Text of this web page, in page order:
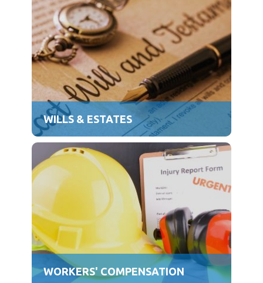
WILLS & ESTATES
WORKERS' COMPENSATION